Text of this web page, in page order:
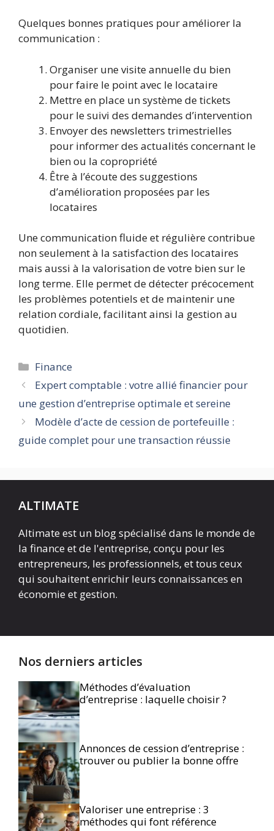
Quelques bonnes pratiques pour améliorer la
communication :
Organiser une visite annuelle du bien
pour faire le point avec le locataire
Mettre en place un système de tickets
pour le suivi des demandes d’intervention
Envoyer des newsletters trimestrielles
pour informer des actualités concernant le
bien ou la copropriété
Être à l’écoute des suggestions
d’amélioration proposées par les
locataires
Une communication fluide et régulière contribue
non seulement à la satisfaction des locataires
mais aussi à la valorisation de votre bien sur le
long terme. Elle permet de détecter précocement
les problèmes potentiels et de maintenir une
relation cordiale, facilitant ainsi la gestion au
quotidien.
Catégories
Finance
Expert comptable : votre allié financier pour
une gestion d’entreprise optimale et sereine
Modèle d’acte de cession de portefeuille :
guide complet pour une transaction réussie
ALTIMATE
Altimate est un blog spécialisé dans le monde de
la finance et de l'entreprise, conçu pour les
entrepreneurs, les professionnels, et tous ceux
qui souhaitent enrichir leurs connaissances en
économie et gestion.
Nos derniers articles
Méthodes d’évaluation
d’entreprise : laquelle choisir ?
Annonces de cession d’entreprise :
trouver ou publier la bonne offre
Valoriser une entreprise : 3
méthodes qui font référence